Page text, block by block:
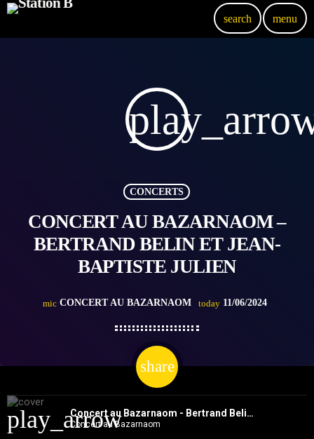
search menu
CONCERTS
CONCERT AU BAZARNAOM –
BERTRAND BELIN ET JEAN-
BAPTISTE JULIEN
mic CONCERT AU BAZARNAOM today 11/06/2024
share
email
play_arrow Concert au Bazarnaom - Bertrand Belin et Jean-Baptiste Julien
Concert au Bazarnaom